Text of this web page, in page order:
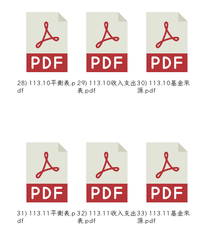
28) 113.10平衡表.p
df
29) 113.10收入支出
表.pdf
30) 113.10基金來
源.pdf
31) 113.11平衡表.p
df
32) 113.11收入支出
表.pdf
33) 113.11基金來
源.pdf